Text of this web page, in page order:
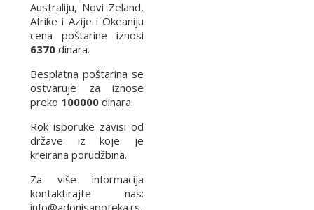
Australiju, Novi Zeland,
Afrike i Azije i Okeaniju
cena poštarine iznosi
6370 dinara.
Besplatna poštarina se
ostvaruje za iznose
preko 100000 dinara.
Rok isporuke zavisi od
države iz koje je
kreirana porudžbina.
Za više informacija
kontaktirajte nas:
info@adonisapoteka.rs.